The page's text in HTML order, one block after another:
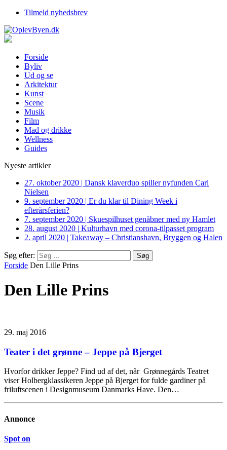
Tilmeld nyhedsbrev
Forside
Byliv
Ud og se
Arkitektur
Kunst
Scene
Musik
Film
Mad og drikke
Wellness
Guides
Nyeste artikler
27. oktober 2020 | Dansk klaverduo spiller nyfunden Carl
Nielsen
9. september 2020 | Er du klar til Dining Week i
efterårsferien?
7. september 2020 | Skuespilhuset genåbner med ny Hamlet
28. august 2020 | Kulturhavn med corona-tilpasset program
2. april 2020 | Takeaway – Christianshavn, Bryggen og Halen
Søg efter:
Forside Den Lille Prins
Den Lille Prins
29. maj 2016
Teater i det grønne – Jeppe på Bjerget
Hvorfor drikker Jeppe? Find ud af det, når Grønnegårds Teatret
viser Holbergklassikeren Jeppe på Bjerget for fulde gardiner på
friluftscenen i Designmuseum Danmarks Have. Den…
Annonce
Spot on